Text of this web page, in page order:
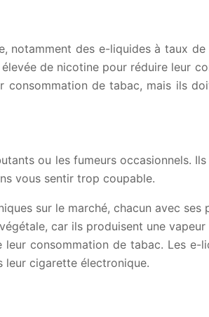
des e-liquides à taux
de nicotine pour réduire leur
de tabac, mais ils
ou les fumeurs occasionnels.
vous sentir trop coupable.
sur le marché, chacun avec
car ils produisent une
consommation de tabac. Les
leur cigarette électronique.